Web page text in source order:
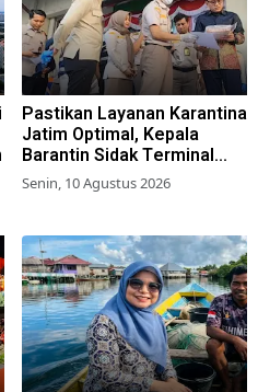
Pastikan Layanan Karantina
Jatim Optimal, Kepala
Barantin Sidak Terminal
Kargo Bandara Juanda
Senin, 10 Agustus 2026